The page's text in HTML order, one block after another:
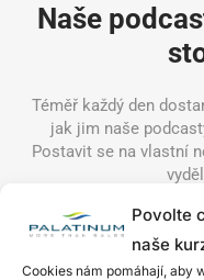
Povolte
naše
Cookies nám pomáhají, aby
Naše
Téměř každý den
jak jim naše
Postavit se na vlastní